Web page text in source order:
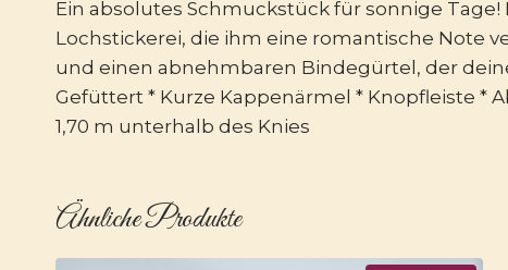
Ein absolutes Schmuckstück für sonnige
Lochstickerei, die ihm eine romantische Note
und einen abnehmbaren Bindegürtel, der
Gefüttert * Kurze Kappenärmel * Knopfleiste *
1,70 m unterhalb des Knies
Ähnliche Produkte